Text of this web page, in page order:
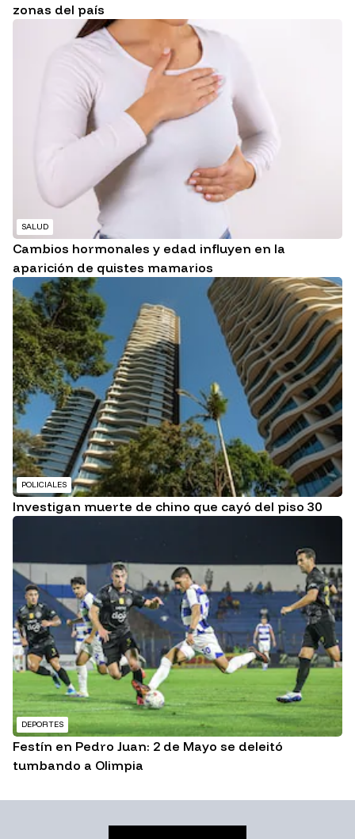
zonas del país
SALUD
Cambios hormonales y edad influyen en la
aparición de quistes mamarios
POLICIALES
Investigan muerte de chino que cayó del piso 30
DEPORTES
Festín en Pedro Juan: 2 de Mayo se deleitó
tumbando a Olimpia